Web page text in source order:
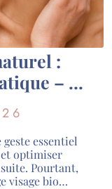
:
– le
votre
essentiel
optimiser
Pourtant,
visage bio